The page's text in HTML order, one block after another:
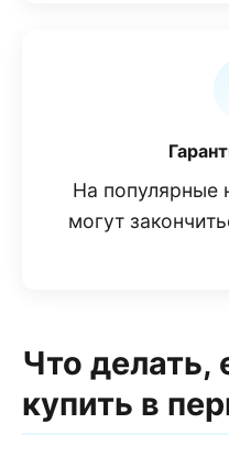
На популярные
могут
Что делать,
купить в